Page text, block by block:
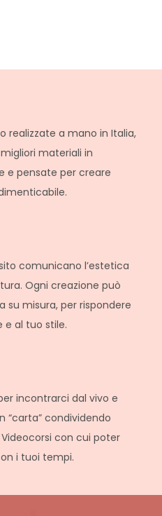
realizzate a mano in Italia,
materiali in
e pensate per creare
comunicano l’estetica
Ogni creazione può
su misura, per rispondere
e al tuo stile.
incontrarci dal vivo e
“carta” condividendo
con cui poter
i tuoi tempi.